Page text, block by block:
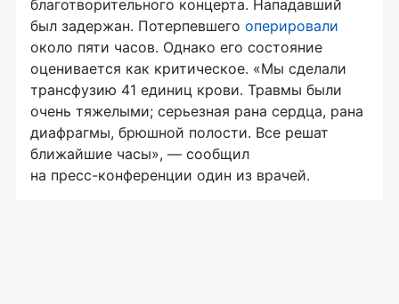
благотворительного концерта. Нападавший
был задержан. Потерпевшего оперировали
около пяти часов. Однако его состояние
оценивается как критическое. «Мы сделали
трансфузию 41 единиц крови. Травмы были
очень тяжелыми; серьезная рана сердца, рана
диафрагмы, брюшной полости. Все решат
ближайшие часы», — сообщил
на пресс-конференции один из врачей.